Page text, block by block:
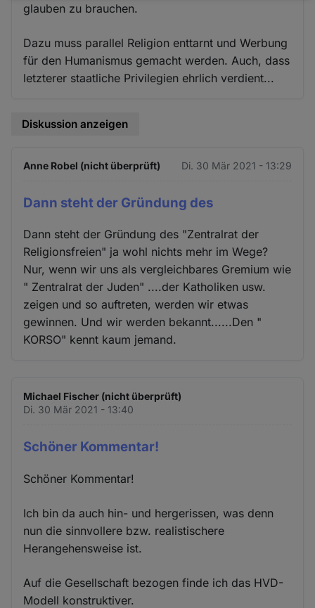
glauben zu brauchen.
Dazu muss parallel Religion enttarnt und Werbung
für den Humanismus gemacht werden. Auch, dass
letzterer staatliche Privilegien ehrlich verdient...
Diskussion anzeigen
Anne Robel (nicht überprüft) Di. 30 Mär 2021 - 13:29
Dann steht der Gründung des
Dann steht der Gründung des "Zentralrat der
Religionsfreien" ja wohl nichts mehr im Wege?
Nur, wenn wir uns als vergleichbares Gremium wie
" Zentralrat der Juden" ....der Katholiken usw.
zeigen und so auftreten, werden wir etwas
gewinnen. Und wir werden bekannt......Den "
KORSO" kennt kaum jemand.
Michael Fischer (nicht überprüft)
Di. 30 Mär 2021 - 13:40
Schöner Kommentar!
Schöner Kommentar!
Ich bin da auch hin- und hergerissen, was denn
nun die sinnvollere bzw. realistischere
Herangehensweise ist.
Auf die Gesellschaft bezogen finde ich das HVD-
Modell konstruktiver.
und
Cookies